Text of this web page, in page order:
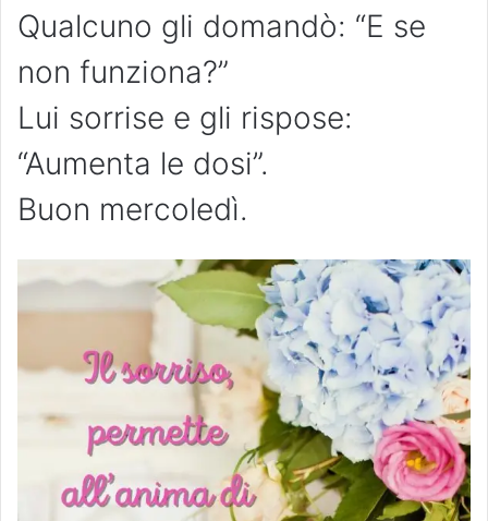
Qualcuno gli domandò: “E se
non funziona?”
Lui sorrise e gli rispose:
“Aumenta le dosi”.
Buon mercoledì.